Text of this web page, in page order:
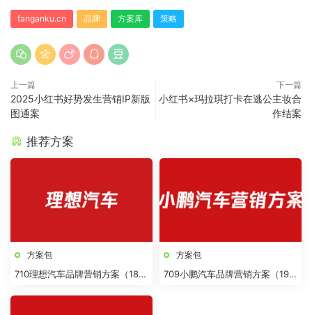
fanganku.cn 品牌 方案库 策略
上一篇
2025小红书好势发生营销IP新版
图通案
下一篇
小红书×玛拉琪打卡在逃公主妆合
作结案
推荐方案
方案包
710理想汽车品牌营销方案（18
方案包
709小鹏汽车品牌营销方案（19